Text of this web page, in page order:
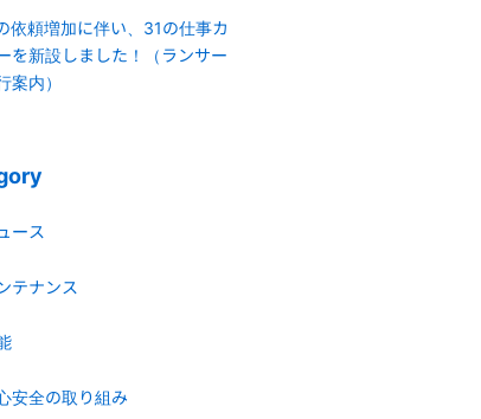
依頼増加に伴い、31の仕事カ
を新設しました！（ランサー
案内）
ース
テナンス
安全の取り組み